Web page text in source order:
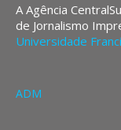
A Agência
de Jornalismo
Universidade
ADM